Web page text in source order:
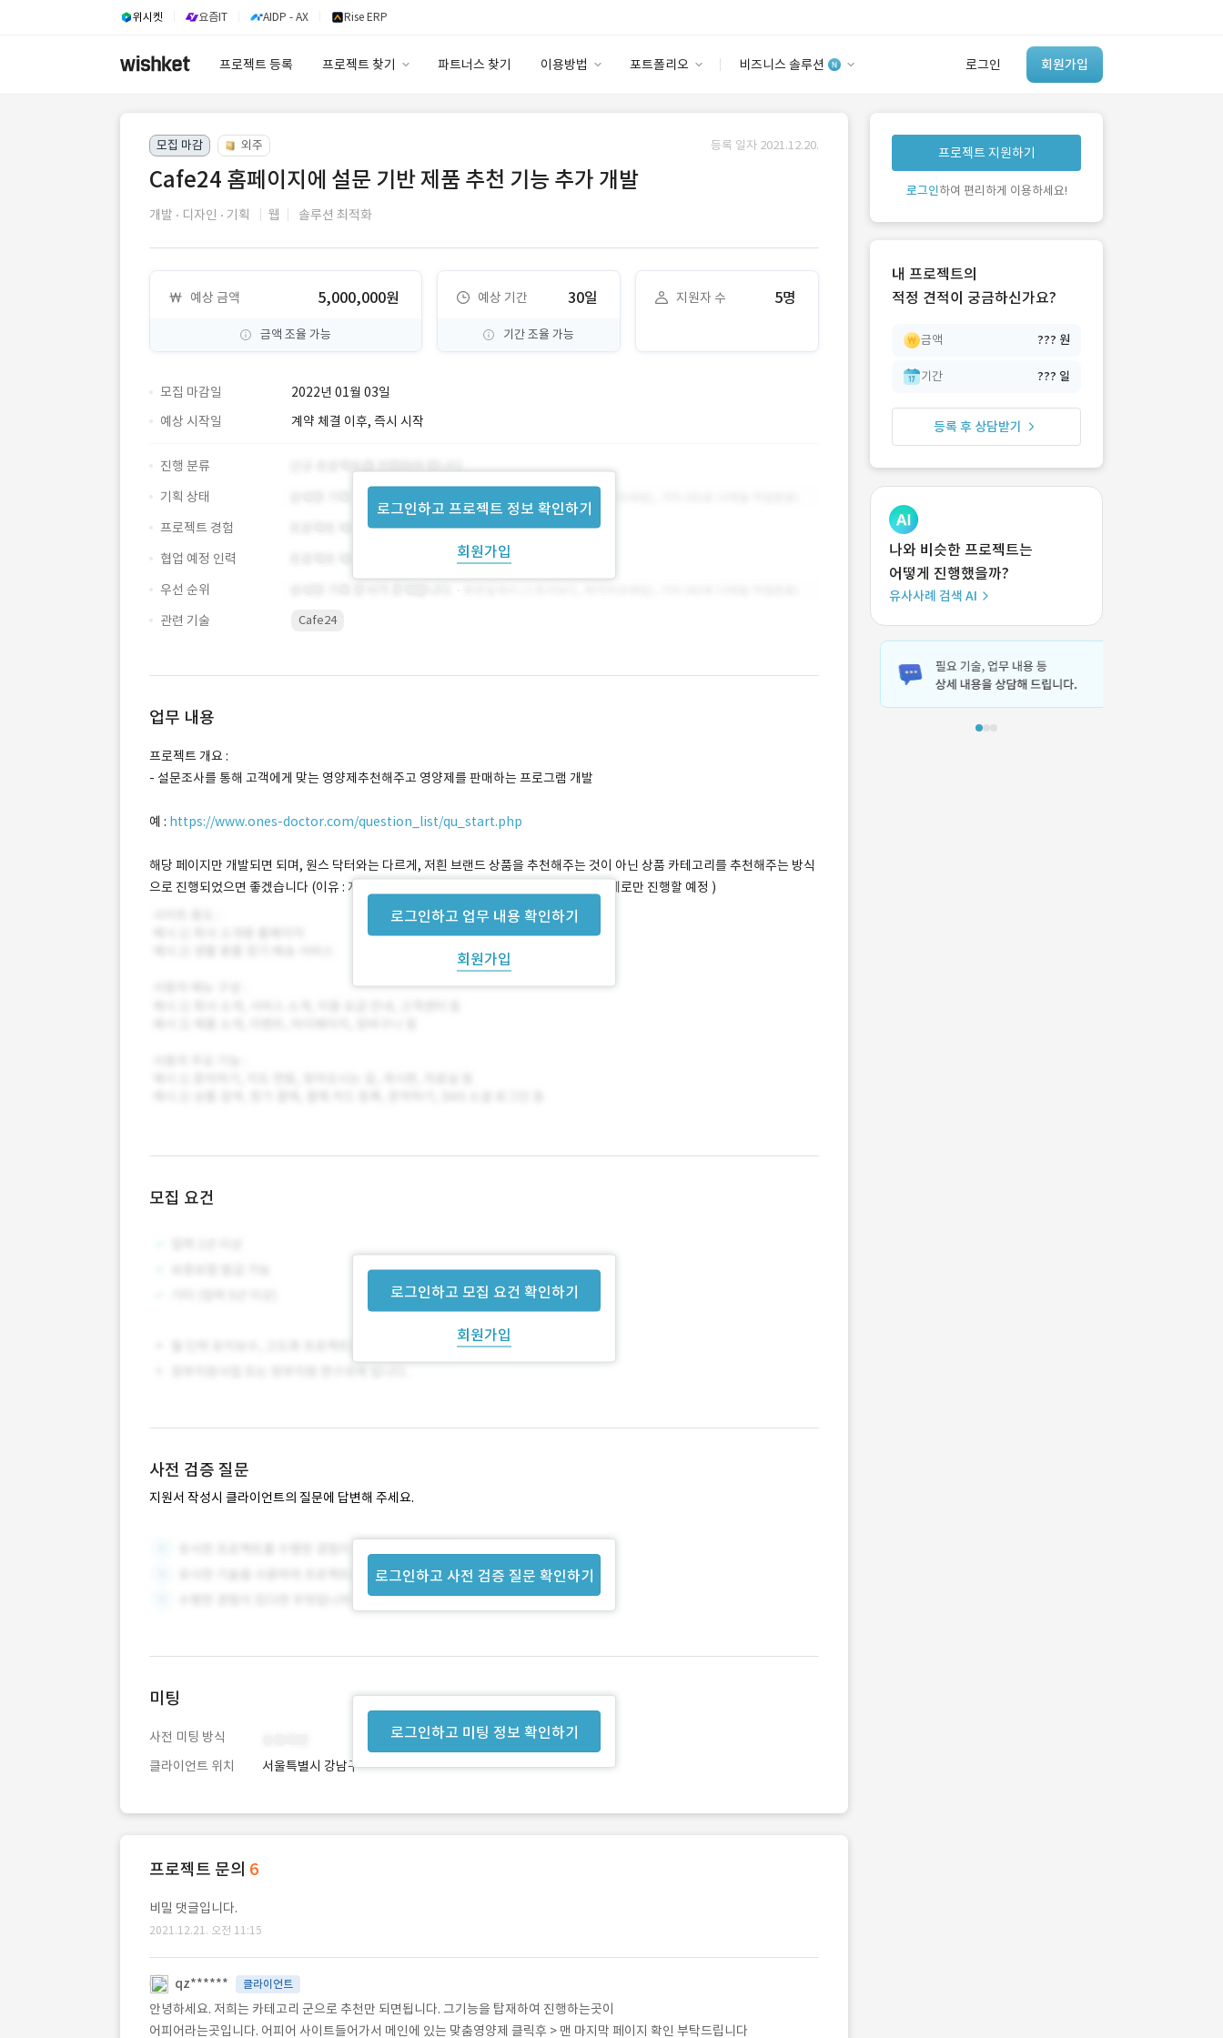
위시켓 요즘IT AIDP - AX Rise ERP
프로젝트 등록 프로젝트 찾기 파트너스 찾기 이용방법 포트폴리오 비즈니스 솔루션 로그인 회원가입
이용요금
고객센터
안심 코드 케어
유사사례 검색 AI
‘이런 거’ 만들어본
개발 회사 있어?
모집 마감 외주 등록 일자 2021.12.20.
Cafe24 홈페이지에 설문 기반 제품 추천 기능 추가 개발
개발 디자인 기획 웹 솔루션 최적화
예상 금액 5,000,000원
금액 조율 가능
예상 기간 30일
기간 조율 가능
지원자 수 5명
모집 마감일 2022년 01월 03일
로그인하고 프로젝트 정보 확인하기
회원가입
예상 시작일 계약 체결 이후, 즉시 시작
진행 분류
기획 상태
프로젝트 경험
협업 예정 인력
우선 순위
관련 기술
Cafe24
업무 내용
로그인하고 업무 내용 확인하기
회원가입
프로젝트 개요 :
- 설문조사를 통해 고객에게 맞는 영양제추천해주고 영양제를 판매하는 프로그램 개발
예 : https://www.ones-doctor.com/question_list/qu_start.php
해당 페이지만 개발되면 되며, 원스 닥터와는 다르게, 저흰 브랜드 상품을 추천해주는 것이 아닌 상품 카테고리를 추천해주는 방식
으로 진행되었으면 좋겠습니다 (이유 : 자사 브랜드 영양제로 진행 X / 모두 타 브랜드 영양제로만 진행할 예정 )
모집 요건
로그인하고 모집 요건 확인하기
회원가입
사전 검증 질문
지원서 작성시 클라이언트의 질문에 답변해 주세요.
로그인하고 사전 검증 질문 확인하기
로그인하고 미팅 정보 확인하기
미팅
사전 미팅 방식
클라이언트 위치
서울특별시 강남구
프로젝트 문의 6
비밀 댓글입니다.
2021.12.21. 오전 11:15
qz****** 클라이언트
안녕하세요. 저희는 카테고리 군으로 추천만 되면됩니다. 그기능을 탑재하여 진행하는곳이
어피어라는곳입니다. 어피어 사이트들어가서 메인에 있는 맞춤영양제 클릭후 > 맨 마지막 페이지 확인 부탁드립니다
프로젝트 지원하기
로그인하여 편리하게 이용하세요!
내 프로젝트의
적정 견적이 궁금하신가요?
금액 ??? 원
기간 ??? 일
등록 후 상담받기
나와 비슷한 프로젝트는
어떻게 진행했을까?
유사사례 검색 AI